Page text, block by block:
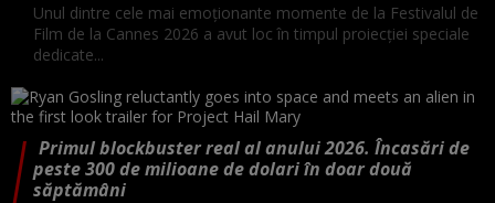
Unul dintre cele mai emoționante momente de la Festivalul de
Film de la Cannes 2026 a avut loc în timpul proiecției speciale
dedicate...
Primul blockbuster real al anului 2026. Încasări de
peste 300 de milioane de dolari în doar două
săptămâni